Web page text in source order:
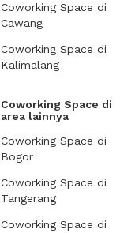
Coworking Space di
Cawang
Coworking Space di
Kalimalang
Coworking Space di
area lainnya
Coworking Space di
Bogor
Coworking Space di
Tangerang
Coworking Space di